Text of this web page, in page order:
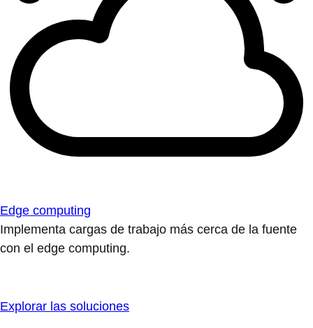
Edge computing
Implementa cargas de trabajo más cerca de la fuente
con el edge computing.
Explorar las soluciones